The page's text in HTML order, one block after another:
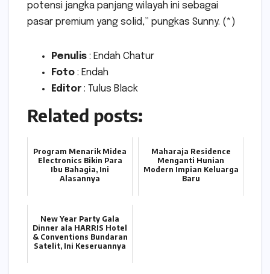
potensi jangka panjang wilayah ini sebagai
pasar premium yang solid,” pungkas Sunny. (*)
Penulis : Endah Chatur
Foto : Endah
Editor : Tulus Black
Related posts:
Program Menarik Midea
Electronics Bikin Para
Ibu Bahagia, Ini
Alasannya
Maharaja Residence
Menganti Hunian
Modern Impian Keluarga
Baru
New Year Party Gala
Dinner ala HARRIS Hotel
& Conventions Bundaran
Satelit, Ini Keseruannya